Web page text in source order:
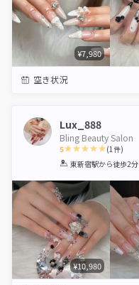
¥7,980
空き状況
Lux_888
Bling Beauty Salon
5
1 2 3 4 5
(1件)
東新宿駅から徒歩2分
¥10,980